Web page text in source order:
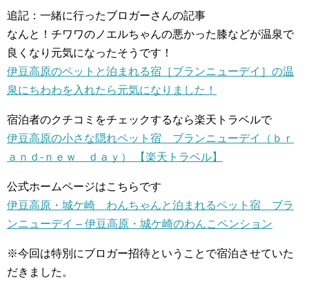
追記：一緒に行ったブロガーさんの記事
なんと！チワワのノエルちゃんの悪かった膝などが温泉で
良くなり元気になったそうです！
伊豆高原のペットと泊まれる宿［ブランニューデイ］の温
泉にちわわを入れたら元気になりました！
宿泊者のクチコミをチェックするなら楽天トラベルで
伊豆高原の小さな隠れペット宿 ブランニューデイ（ｂｒ
ａｎｄ-ｎｅｗ ｄａｙ） 【楽天トラベル】
公式ホームページはこちらです
伊豆高原・城ケ崎 わんちゃんと泊まれるペット宿 ブラ
ンニューデイ – 伊豆高原・城ケ崎のわんこペンション
※今回は特別にブロガー招待ということで宿泊させていた
だきました。